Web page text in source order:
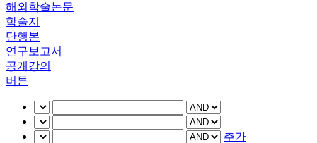
해외학술논문
학술지
단행본
연구보고서
공개강의
버튼
추가